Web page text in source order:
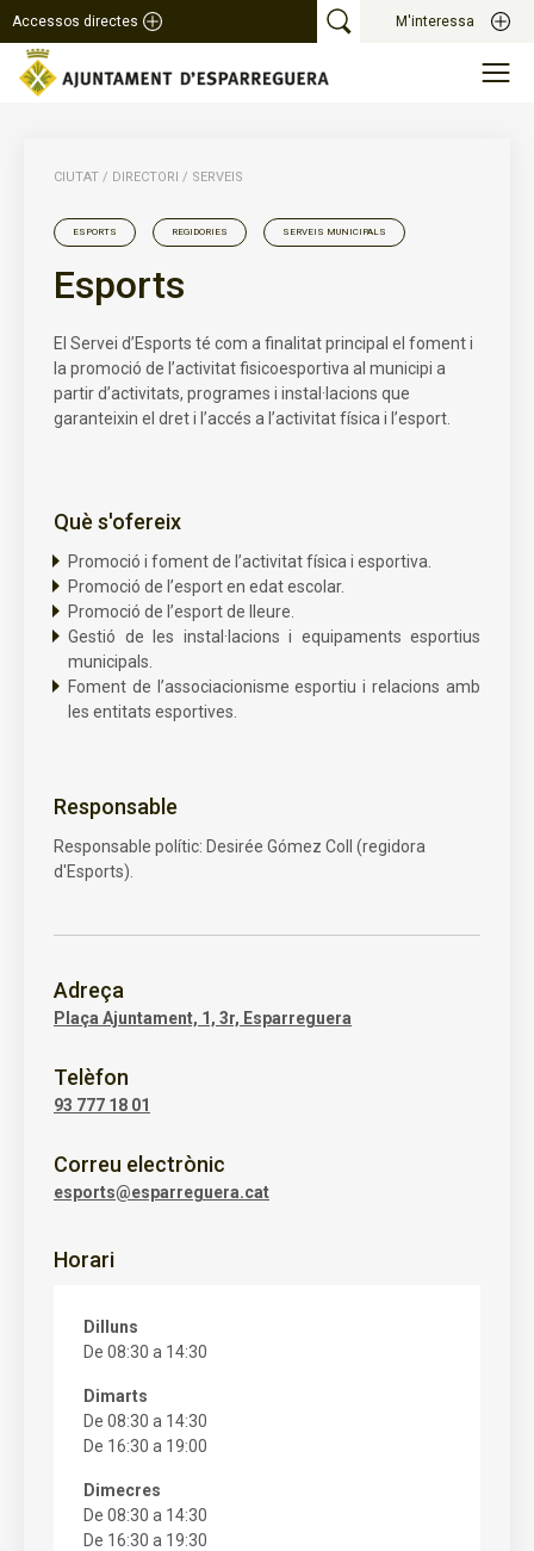
Accessos directes M'interessa
CIUTAT / DIRECTORI / SERVEIS
ESPORTS REGIDORIES SERVEIS MUNICIPALS
Esports
El Servei d’Esports té com a finalitat principal el foment i
la promoció de l’activitat fisicoesportiva al municipi a
partir d’activitats, programes i instal·lacions que
garanteixin el dret i l’accés a l’activitat física i l’esport.
Què s'ofereix
Promoció i foment de l’activitat física i esportiva.
Promoció de l’esport en edat escolar.
Promoció de l’esport de lleure.
Gestió de les instal·lacions i equipaments esportius
municipals.
Foment de l’associacionisme esportiu i relacions amb
les entitats esportives.
Responsable
Responsable polític: Desirée Gómez Coll (regidora
d'Esports).
Adreça
Plaça Ajuntament, 1, 3r, Esparreguera
Telèfon
93 777 18 01
Correu electrònic
esports@esparreguera.cat
Horari
Dilluns
De 08:30 a 14:30
Dimarts
De 08:30 a 14:30
De 16:30 a 19:00
Dimecres
De 08:30 a 14:30
De 16:30 a 19:30